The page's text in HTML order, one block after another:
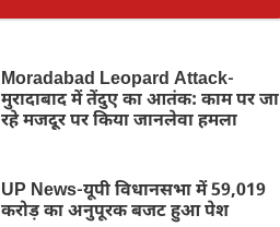
Moradabad Leopard Attack-
मुरादाबाद में तेंदुए का आतंक: काम पर जा
रहे मजदूर पर किया जानलेवा हमला
UP News-यूपी विधानसभा में 59,019
करोड़ का अनुपूरक बजट हुआ पेश